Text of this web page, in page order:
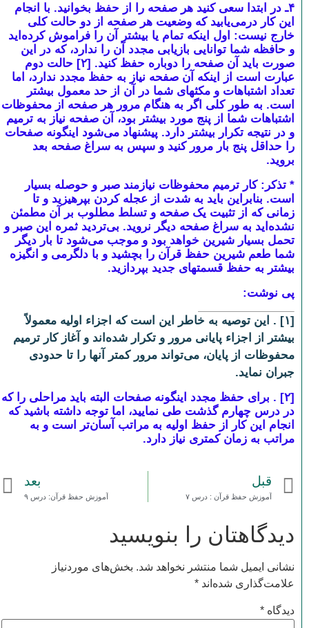
۴ـ در ابتدا سعی کنید هر صفحه را از حفظ بخوانید. با انجام
این کار درمی‌یابید که وضعیت هر صفحه از دو حالت کلی
خارج نیست: اول اینکه تمام یا بیشتر آن را فراموش کرده‌اید
و حافظه شما توانایی بازیابی مجدد آن را ندارد، که در این
صورت باید آن صفحه را دوباره حفظ کنید. [۲] حالت دوم
عبارت است از اینکه آن صفحه نیاز به حفظ مجدد ندارد، اما
تعداد اشتباهات و مکثهای شما در آن از حد معمول بیشتر
است. به طور کلی اگر به هنگام مرور هر صفحه از محفوظات
اشتباهات شما از پنج مورد بیشتر بود، آن صفحه نیاز به ترمیم
و در نتیجه تکرار بیشتر دارد. پیشنهاد می‌شود اینگونه صفحات
را حداقل پنج بار مرور کنید و سپس به سراغ صفحه بعد
بروید.
* تذکر: کار ترمیم محفوظات نیازمند صبر و حوصله بسیار
است. بنابراین باید به شدت از عجله کردن بپرهیزید و تا
زمانی که از تثبیت یک صفحه و تسلط مطلوب بر آن مطمئن
نشده‌اید به سراغ صفحه دیگر نروید. بی‌تردید ثمره این صبر و
تحمل بسیار شیرین خواهد بود و موجب می‌شود تا بار دیگر
شما طعم شیرین حفظ قرآن را بچشید و با دلگرمی و انگیزه
بیشتر به حفظ قسمتهای جدید بپردازید.
پی نوشت:
[۱] . این توصیه به خاطر این است که اجزاء اولیه معمولاً
بیشتر از اجزاء پایانی مرور و تکرار شده‌اند و آغاز کار ترمیم
محفوظات از پایان، می‌تواند مرور کمتر آنها را تا حدودی
جبران نماید.
[۲] . برای حفظ مجدد اینگونه صفحات البته باید مراحلی را که
در درس چهارم گذشت طی نمایید، اما توجه داشته باشید که
انجام این کار از حفظ اولیه به مراتب آسان‌تر است و به
مراتب به زمان کمتری نیاز دارد.
قبل
آموزش حفظ قرآن : درس ۷
بعد
آموزش حفظ قرآن: درس ۹
دیدگاهتان را بنویسید
نشانی ایمیل شما منتشر نخواهد شد. بخش‌های موردنیاز
علامت‌گذاری شده‌اند*
دیدگاه*